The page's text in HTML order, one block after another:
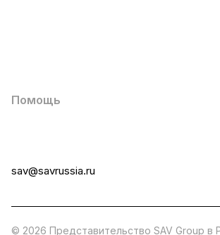
Помощь
sav@savrussia.ru
© 2026 Представительство SAV Group в